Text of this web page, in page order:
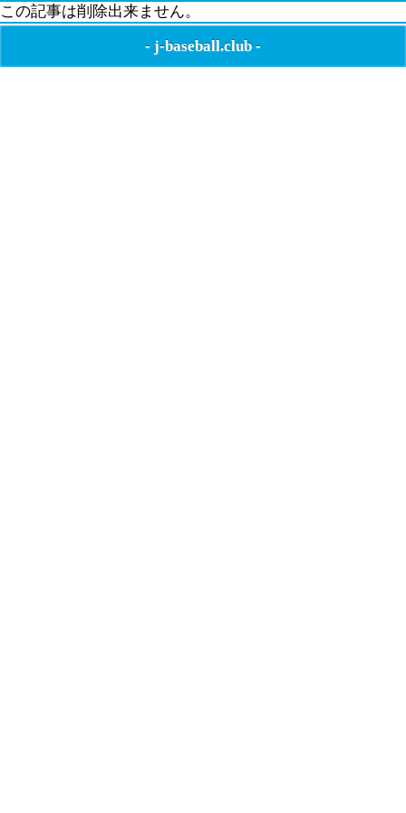
この記事は削除出来ません。
- j-baseball.club -